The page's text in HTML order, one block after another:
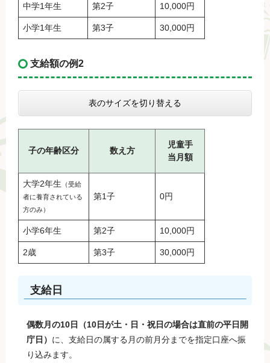
中学1年生 第2子 10,000円
小学1年生 第3子 30,000円
支給額の例2
表のサイズを切り替える
子の年齢区分 数え方
児童手
当月額
大学2年生 （受給
者に養育されている
方のみ）
第1子 0円
小学6年生 第2子 10,000円
2歳 第3子 30,000円
支給日
偶数月の10日（10日が土・日・祝日の場合は直前の平日開
庁日） に、支給日の属する月の前月分までを指定口座へ振
り込みます。